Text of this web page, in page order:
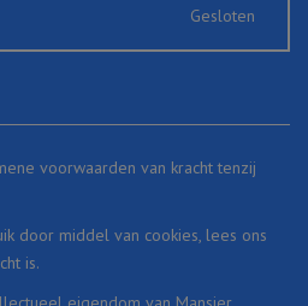
Gesloten
voorwaarden van kracht tenzij
door middel van cookies, lees ons
is.